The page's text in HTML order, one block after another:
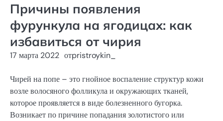
Причины появления
фурункула на ягодицах: как
избавиться от чирия
17 марта 2022 отpristroykin_
Чирей на попе – это гнойное воспаление структур кожи
возле волосяного фолликула и окружающих тканей,
которое проявляется в виде болезненного бугорка.
Возникает по причине попадания золотистого или